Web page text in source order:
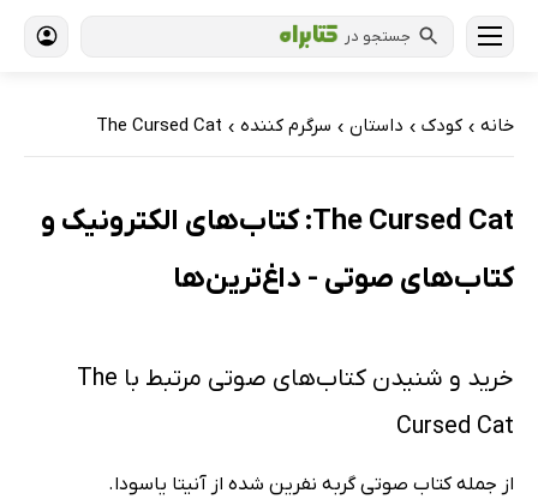
جستجو در
خانه › کودک › داستان › سرگرم کننده ›
The Cursed Cat
The Cursed Cat: کتاب‌های الکترونیک و
کتاب‌های صوتی - داغ‌ترین‌ها
خرید و شنیدن کتاب‌های صوتی مرتبط با The
Cursed Cat
از جمله کتاب صوتی گربه نفرین شده از آنیتا یاسودا.